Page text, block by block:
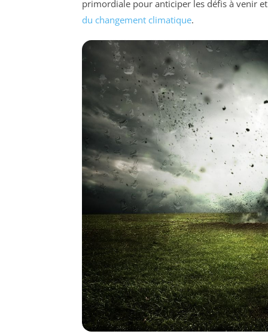
primordiale pour anticiper les défis à venir
du changement climatique.